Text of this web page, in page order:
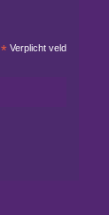
*Verplicht veld